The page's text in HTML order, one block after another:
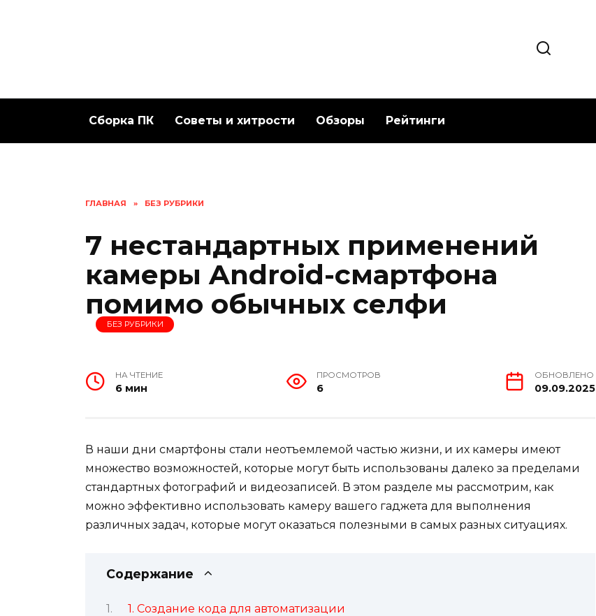
Сборка ПК Советы и хитрости Обзоры Рейтинги
ГЛАВНАЯ » БЕЗ РУБРИКИ
7 нестандартных применений
камеры Android-смартфона
помимо обычных селфи
БЕЗ РУБРИКИ
НА ЧТЕНИЕ
6 мин
ПРОСМОТРОВ
6
ОБНОВЛЕНО
09.09.2025
В наши дни смартфоны стали неотъемлемой частью жизни, и их камеры имеют
множество возможностей, которые могут быть использованы далеко за пределами
стандартных фотографий и видеозаписей. В этом разделе мы рассмотрим, как
можно эффективно использовать камеру вашего гаджета для выполнения
различных задач, которые могут оказаться полезными в самых разных ситуациях.
Содержание
1. Создание кода для автоматизации